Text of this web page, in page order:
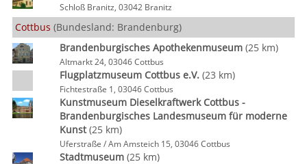
Schloß Branitz, 03042 Branitz
Cottbus (Bundesland: Brandenburg)
Brandenburgisches Apothekenmuseum(25 km)
Altmarkt 24, 03046 Cottbus
Flugplatzmuseum Cottbus e.V.(23 km)
Fichtestraße 1, 03046 Cottbus
Kunstmuseum Dieselkraftwerk Cottbus -
Brandenburgisches Landesmuseum für moderne
Kunst(25 km)
Uferstraße / Am Amsteich 15, 03046 Cottbus
Stadtmuseum(25 km)